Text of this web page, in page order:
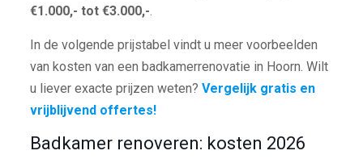
€1.000,- tot €3.000,-.
In de volgende prijstabel vindt u meer voorbeelden
van kosten van een badkamerrenovatie in Hoorn. Wilt
u liever exacte prijzen weten? Vergelijk gratis en
vrijblijvend offertes!
Badkamer renoveren: kosten 2026